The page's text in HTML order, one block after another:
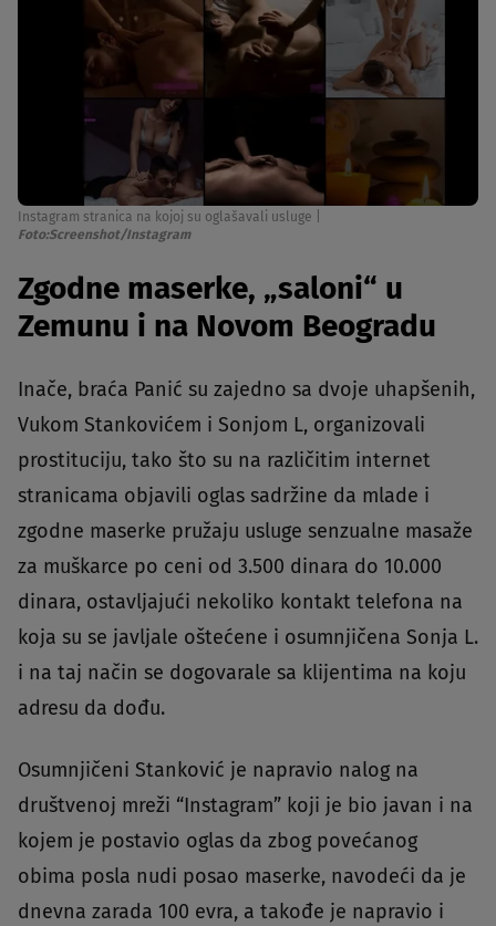
Instagram stranica na kojoj su oglašavali usluge
Foto:Screenshot/Instagram
Zgodne maserke, „saloni“ u
Zemunu i na Novom Beogradu
Inače, braća Panić su zajedno sa dvoje uhapšenih,
Vukom Stankovićem i Sonjom L, organizovali
prostituciju, tako što su na različitim internet
stranicama objavili oglas sadržine da mlade i
zgodne maserke pružaju usluge senzualne masaže
za muškarce po ceni od 3.500 dinara do 10.000
dinara, ostavljajući nekoliko kontakt telefona na
koja su se javljale oštećene i osumnjičena Sonja L.
i na taj način se dogovarale sa klijentima na koju
adresu da dođu.
Osumnjičeni Stanković je napravio nalog na
društvenoj mreži “Instagram” koji je bio javan i na
kojem je postavio oglas da zbog povećanog
obima posla nudi posao maserke, navodeći da je
dnevna zarada 100 evra, a takođe je napravio i